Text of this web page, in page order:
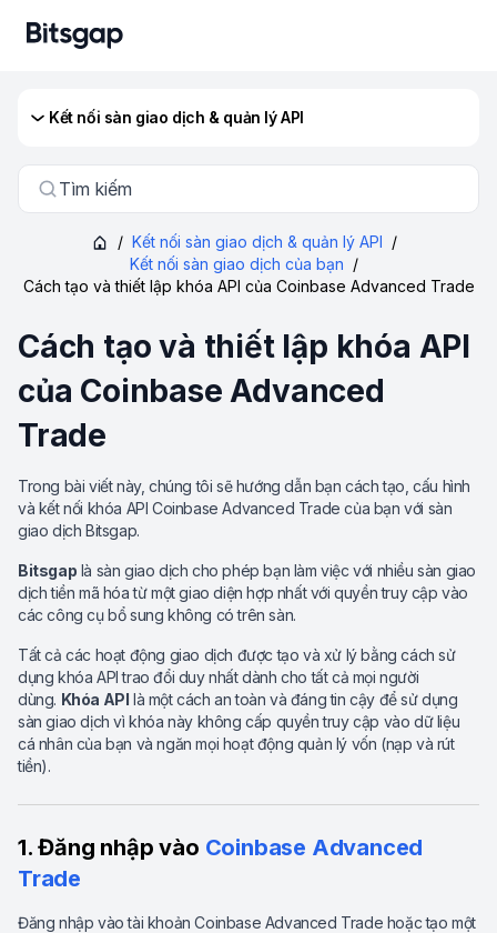
Kết nối sàn giao dịch & quản lý API
Tìm kiếm
/ Kết nối sàn giao dịch & quản lý API /
Kết nối sàn giao dịch của bạn /
Cách tạo và thiết lập khóa API của Coinbase Advanced Trade
Cách tạo và thiết lập khóa API
của Coinbase Advanced
Trade
Trong bài viết này, chúng tôi sẽ hướng dẫn bạn cách tạo, cấu hình
và kết nối khóa API Coinbase Advanced Trade của bạn với sàn
giao dịch Bitsgap.
Bitsgap là sàn giao dịch cho phép bạn làm việc với nhiều sàn giao
dịch tiền mã hóa từ một giao diện hợp nhất với quyền truy cập vào
các công cụ bổ sung không có trên sàn.
Tất cả các hoạt động giao dịch được tạo và xử lý bằng cách sử
dụng khóa API trao đổi duy nhất dành cho tất cả mọi người
dùng. Khóa API là một cách an toàn và đáng tin cậy để sử dụng
sàn giao dịch vì khóa này không cấp quyền truy cập vào dữ liệu
cá nhân của bạn và ngăn mọi hoạt động quản lý vốn (nạp và rút
tiền).
1. Đăng nhập vào Coinbase Advanced
Trade
Đăng nhập vào tài khoản Coinbase Advanced Trade hoặc tạo một